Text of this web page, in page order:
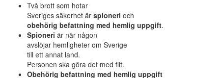
Två brott som hotar
Sveriges säkerhet är spioneri och
obehörig befattning med hemlig uppgift.
Spioneri är när någon
avslöjar hemligheter om Sverige
till ett annat land.
Personen ska göra det med flit.
Obehörig befattning med hemlig uppgift